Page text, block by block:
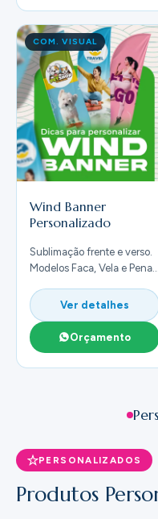
COM. VISUAL
Wind Banner
Personalizado
Sublimação frente e verso.
Modelos Faca, Vela e Pena.
Ver detalhes
Orçamento
PERSONALIZADOS
Produtos